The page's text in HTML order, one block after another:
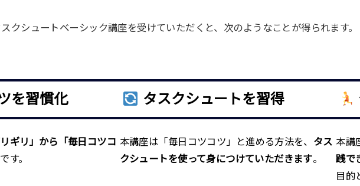
スクシュートベーシック講座を受けていただくと、次のようなことが得られます。
を習慣化
リギリ」から「毎日コツコ
す。
タスクシュートを習得
本講座は「毎日コツコツ」と進める方法を、 タス
クシュートを使って身につけていただきます。
本講
践で
目的